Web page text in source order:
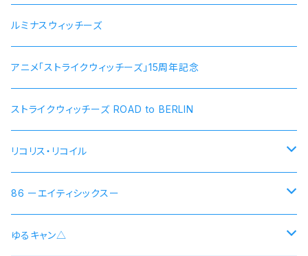
ルミナスウィッチーズ
アニメ「ストライクウィッチーズ」15周年記念
ストライクウィッチーズ ROAD to BERLIN
リコリス・リコイル
錦木千束 DA 1st モデル 腕時計 本数限定商品
井ノ上たきな DA 2nd モデル 腕時計 本数限定商品
86 ーエイティシックスー
シン 連邦国ver モデル
ゆるキャン△